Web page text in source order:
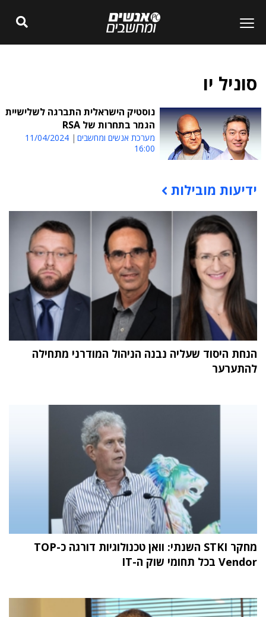
סוניל יו
נוסטיק הישראלית התברגה לשלישיית
הגמר בתחרות של RSA
מערכת אנשים ומחשבים
11/04/2024
16:00
תוכן פרסומי
ידיעות מובילות
הנחת היסוד שעליה נבנה הניהול המודרני מתחילה
להתערער
מחקר STKI השנתי: וואן טכנולוגיות דורגה כ-TOP
Vendor בכל תחומי שוק ה-IT